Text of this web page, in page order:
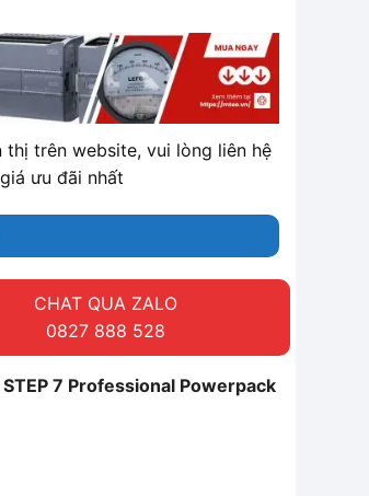
trên website, vui lòng liên hệ
ưu đãi nhất
CHAT QUA ZALO
0827 888 528
7 Professional Powerpack